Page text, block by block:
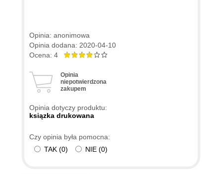
Opinia: anonimowa
Opinia dodana: 2020-04-10
Ocena: 4
Opinia
niepotwierdzona
zakupem
Opinia dotyczy produktu:
ksiązka drukowana
Czy opinia była pomocna:
TAK (0) NIE (0)